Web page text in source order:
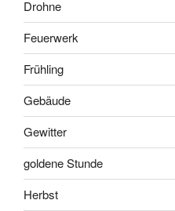
Drohne
Feuerwerk
Frühling
Gebäude
Gewitter
goldene Stunde
Herbst